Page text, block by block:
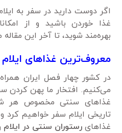
اگر دوست دارید در سفر به
غذا خوردن باشید و از
بهره‌مند شوید، تا آخر این
معروف‌ترین غذاهای ایلام
در کشور چهار فصل ایران
می‌کنیم. افتخار ما پهن کردن
غذاهای سنتی مخصوص هر
تاریخی ایلام سفر خواهیم
غذاهایرستوران سنتی در ایلام